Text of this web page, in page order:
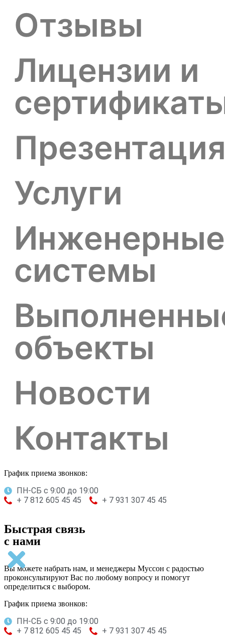
Отзывы
Лицензии и
Услуги
Инженерные
системы
объекты
Новости
Контакты
График приема звонков:
ПН-СБ с 9:00 до 19:00
+ 7 812 605 45 45
+ 7 931 307 45 45
Быстрая связь
с нами
Вы можете набрать нам, и менеджеры Муссон с радостью
проконсультируют Вас по любому вопросу и помогут
определиться с выбором.
График приема звонков:
ПН-СБ с 9:00 до 19:00
+ 7 812 605 45 45
+ 7 931 307 45 45